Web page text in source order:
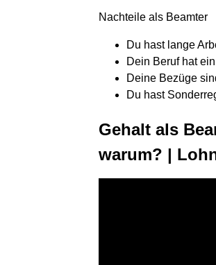
Nachteile als Beamter
Du hast lange
Dein Beruf hat
Deine Bezüge
Du hast
Gehalt als
warum? |